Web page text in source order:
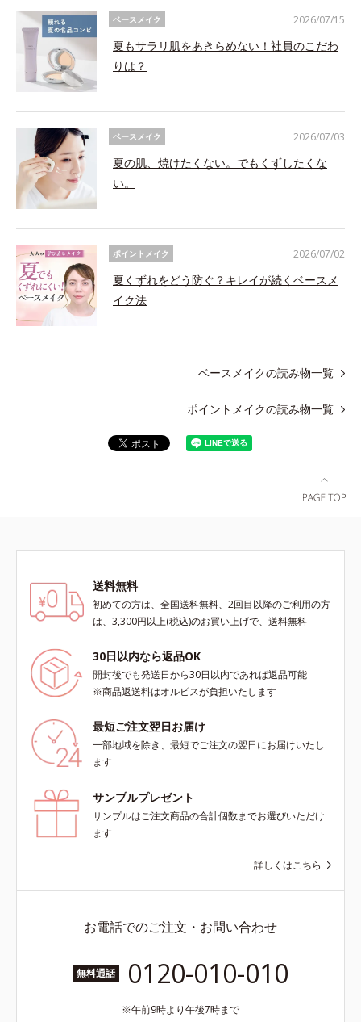
ベースメイク
夏もサラリ肌をあきらめない！社員のこだわ
りは？
2026/07/15
ベースメイク
夏の肌、焼けたくない。でもくずしたくな
い。
2026/07/03
ポイントメイク
夏くずれをどう防ぐ？キレイが続くベースメ
イク法
2026/07/02
ベースメイクの読み物一覧
ポイントメイクの読み物一覧
送料無料
初めての方は、全国送料無料、2回目以降のご利用の方
は、3,300円以上(税込)のお買い上げで、送料無料
30日以内なら返品OK
開封後でも発送日から30日以内であれば返品可能
※商品返送料はオルビスが負担いたします
最短ご注文翌日お届け
一部地域を除き、最短でご注文の翌日にお届けいたし
ます
サンプルプレゼント
サンプルはご注文商品の合計個数までお選びいただけ
ます
詳しくはこちら
お電話でのご注文・お問い合わせ
無料通話 0120-010-010
午前9時より午後7時まで